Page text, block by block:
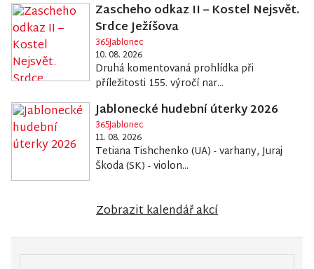
Zascheho odkaz II – Kostel Nejsvět.
Srdce Ježíšova
365Jablonec
10. 08. 2026
Druhá komentovaná prohlídka při
příležitosti 155. výročí nar...
Jablonecké hudební úterky 2026
365Jablonec
11. 08. 2026
Tetiana Tishchenko (UA) - varhany, Juraj
Škoda (SK) - violon...
Zobrazit kalendář akcí